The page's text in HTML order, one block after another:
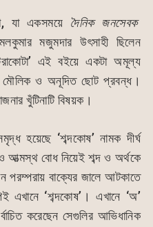
যা একসময়ে দৈনিক জনসেবক
মজুমদার উৎসাহী ছিলেন
এই বইয়ে একটা অমূল্য
ও অনূদিত ছোট প্রবন্ধ।
খুঁটিনাটি বিষয়ক।
হয়েছে ‘শব্দকোষ’ নামক দীর্ঘ
আত্মস্থ বোধ নিয়েই শব্দ ও অর্থকে
পরম্পরায় বাক্যের জালে আটকাতে
এখানে ‘শব্দকোষ’। এখানে ‘অ’
করেছেন সেগুলির আভিধানিক